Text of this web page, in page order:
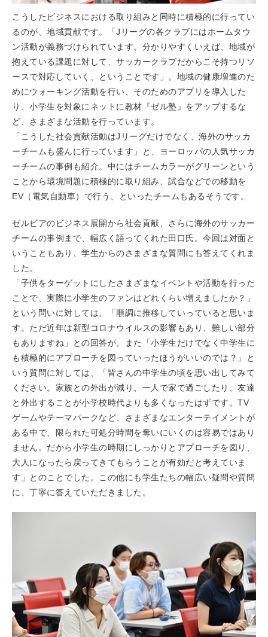
こうしたビジネスにおける取り組みと同時に積極的に行ってい
るのが、地域貢献です。「Jリーグの各クラブにはホームタウ
ン活動が義務づけられています。分かりやすくいえば、地域が
抱えている課題に対して、サッカークラブだからこそ持つリソ
ースで対応していく、ということです」。地域の健康増進のた
めにウォーキング活動を行い、そのためのアプリを導入した
り、小学生を対象にネットに教材『ゼル塾』をアップするな
ど、さまざまな活動を行っています。
「こうした社会貢献活動はJリーグだけでなく、海外のサッカ
ーチームも盛んに行っています」と、ヨーロッパの人気サッカ
ーチームの事例も紹介。中にはチームカラーがグリーンという
ことから環境問題に積極的に取り組み、試合などでの移動を
EV（電気自動車）で行う、といったチームもあるそうです。
ゼルビアのビジネス展開から社会貢献、さらに海外のサッカー
チームの事例まで、幅広く語ってくれた田口氏。今回は対面と
いうこともあり、学生からのさまざまな質問にも答えてくれま
した。
「子供をターゲットにしたさまざまなイベントや活動を行った
ことで、実際に小学生のファンはどれくらい増えましたか？」
という問いに対しては、「順調に推移していっていると思いま
す。ただ近年は新型コロナウイルスの影響もあり、難しい部分
もありますね」との回答が。また「小学生だけでなく中学生に
も積極的にアプローチを図っていったほうがいいのでは？」と
いう質問に対しては、「皆さんの中学生の頃を思い出してみて
ください。家族との外出が減り、一人で家で過ごしたり、友達
と外出することが小学校時代よりも多くなったはずです。TV
ゲームやテーマパークなど、さまざまなエンターテイメントが
ある中で、限られた可処分時間を奪いにいくのは容易ではあり
ません。だから小学生の時期にしっかりとアプローチを図り、
大人になったら戻ってきてもらうことが有効だと考えていま
す」とのことでした。この他にも学生たちの幅広い疑問や質問
に、丁寧に答えていただきました。